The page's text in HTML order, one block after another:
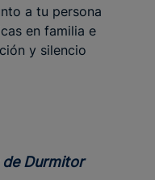
a tu persona
en familia e
y silencio
de Durmitor